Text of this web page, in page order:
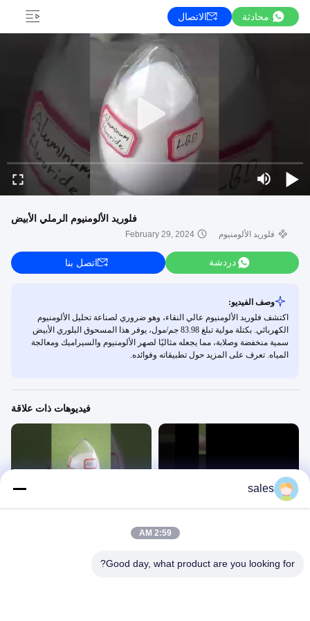
محادثة الاتصال
فلوريد الألومنيوم الرملي الأبيض
فلوريد الألومنيوم February 29, 2024
دردشة اتصل بنا
وصف الفيديو:
اكتشف فلوريد الألومنيوم عالي النقاء، وهو ضروري لصناعة تحليل الألومنيوم
الكهربائي. بكتلة مولية تبلغ 83.98 جم/مول، يوفر هذا المسحوق البلوري الأبيض
سمية منخفضة وصلابة، مما يجعله مثاليًا لصهر الألومنيوم والسيراميك ومعالجة
المياه. تعرف على المزيد حول تطبيقاته وفوائده.
فيديوهات ذات علاقة
00:19
فلوريد الألومنيوم
July 15, 2025
sales
2:59 AM
Good day, what product are you looking for?